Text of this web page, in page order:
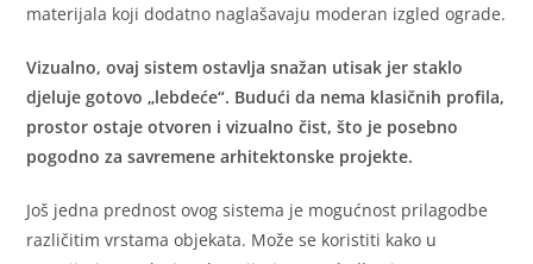
materijala koji dodatno naglašavaju moderan izgled ograde.
Vizualno, ovaj sistem ostavlja snažan utisak jer staklo
djeluje gotovo „lebdeće“. Budući da nema klasičnih profila,
prostor ostaje otvoren i vizualno čist, što je posebno
pogodno za savremene arhitektonske projekte.
Još jedna prednost ovog sistema je mogućnost prilagodbe
različitim vrstama objekata. Može se koristiti kako u